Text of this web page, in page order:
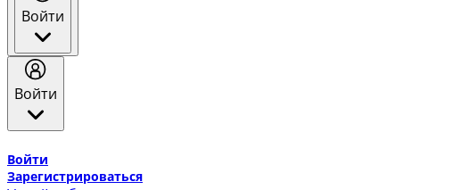
Войти
Войти
Войти
Зарегистрироваться